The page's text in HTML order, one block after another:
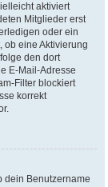
aktiviert
Mitglieder erst
oder ein
ob eine Aktivierung
den dort
E-Mail-Adresse
Filter blockiert
korrekt
dein Benutzername